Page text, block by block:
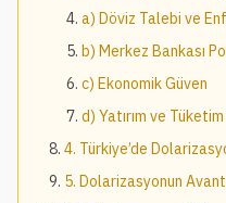
a) Döviz Talebi ve
b) Merkez Bankası
c) Ekonomik Güven
d) Yatırım ve
4. Türkiye’de
5. Dolarizasyonun